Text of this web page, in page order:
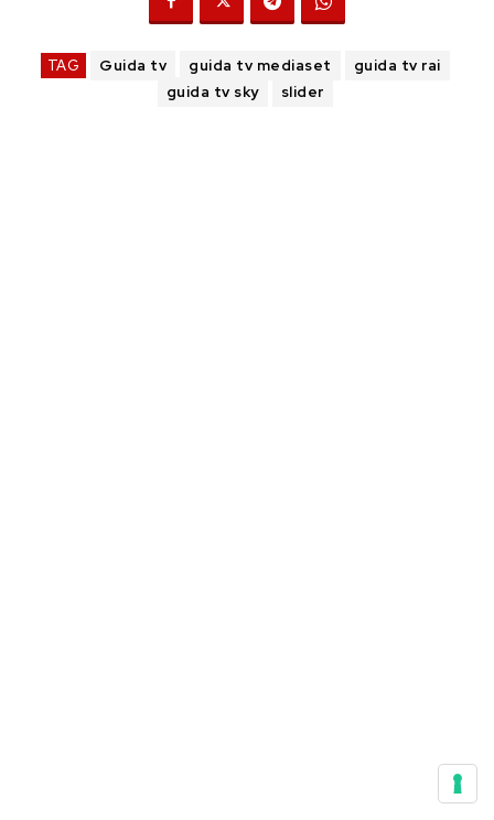
TAG Guida tv guida tv mediaset
guida tv rai
guida tv sky
slider